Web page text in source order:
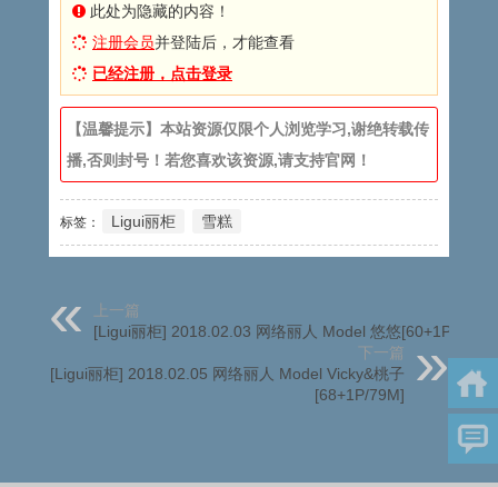
此处为隐藏的内容！
注册会员并登陆后，才能查看
已经注册，点击登录
【温馨提示】本站资源仅限个人浏览学习,谢绝转载传
播,否则封号！若您喜欢该资源,请支持官网！
标签： Ligui丽柜 雪糕
上一篇
[Ligui丽柜] 2018.02.03 网络丽人 Model 悠悠[60+1P/54M]
下一篇
[Ligui丽柜] 2018.02.05 网络丽人 Model Vicky&桃子
[68+1P/79M]